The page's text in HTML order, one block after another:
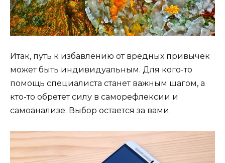
Итак, путь к избавлению от вредных привычек
может быть индивидуальным. Для кого-то
помощь специалиста станет важным шагом, а
кто-то обретет силу в саморефлексии и
самоанализе. Выбор остается за вами.